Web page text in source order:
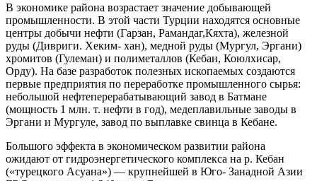
В экономике района возрастает зна­чение добывающей
промышленности. В этой части Турции находятся основные
центры добычи нефти (Гарзан, Рамандаг,Кяхта), железной
руды (Дивриги. Хеким- хан), медной руды (Мургул, Эргани)
хромитов (Гулеман) и полиметаллов (Ке­бан, Коюлхисар,
Орду). На базе разрабо­ток полезных ископаемых создаются
пер­вые предприятия по переработке про­мышленного сырья:
небольшой нефтепе­рерабатывающий завод в Батмане
(мощность 1 млн. т. нефти в год), медепла­вильные заводы в
Эргани и Мургуле, завод по выплавке свинца в Кебане.
Большого эффекта в экономическом раз­витии района
ожидают от гидроэнергети­ческого комплекса на р. Кебан
(«турец­кого Асуана») — крупнейшей в Юго- Занадной Азии